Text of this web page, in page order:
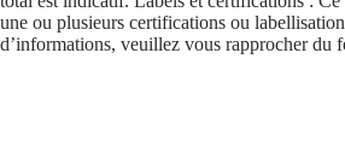
une ou plusieurs certifications ou
d’informations, veuillez vous rapprocher du